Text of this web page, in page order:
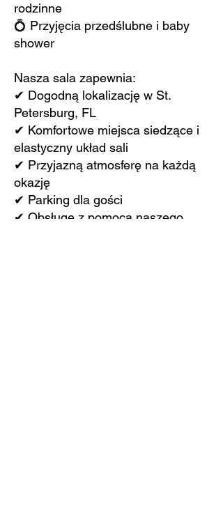
rodzinne
💍 Przyjęcia przedślubne i baby
shower
Nasza sala zapewnia:
✔ Dogodną lokalizację w St.
Petersburg, FL
✔ Komfortowe miejsca siedzące i
elastyczny układ sali
✔ Przyjazną atmosferę na każdą
okazję
✔ Parking dla gości
✔ Obsługę z pomocą naszego